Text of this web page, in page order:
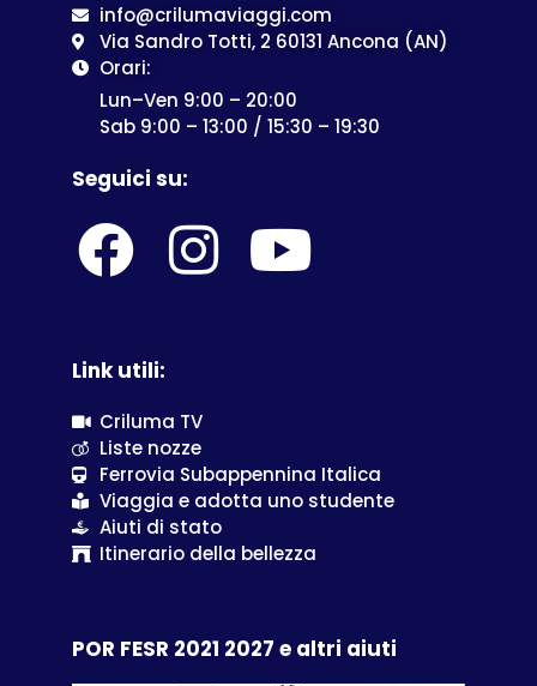
info@crilumaviaggi.com
Via Sandro Totti, 2 60131 Ancona (AN)
Orari:
Lun–Ven 9:00 – 20:00
Sab 9:00 – 13:00 / 15:30 – 19:30
Seguici su:
Link utili:
Criluma TV
Liste nozze
Ferrovia Subappennina Italica
Viaggia e adotta uno studente
Aiuti di stato
Itinerario della bellezza
POR FESR 2021 2027 e altri aiuti